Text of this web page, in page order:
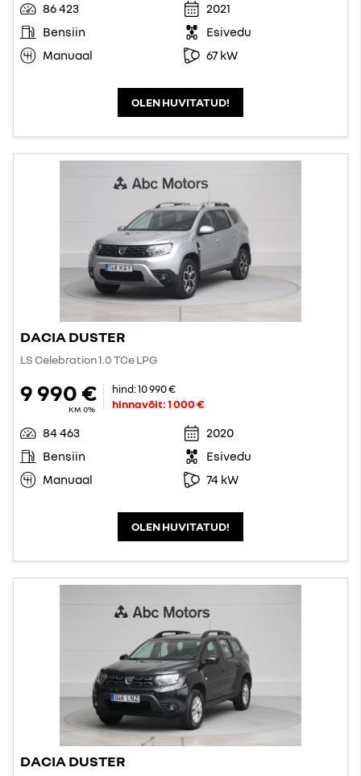
86 423
2021
Bensiin
Esivedu
Manuaal
67 kW
OLEN HUVITATUD!
DACIA DUSTER
LS Celebration 1.0 TCe LPG
9 990 €
KM 0%
hind:10 990 €
hinnavõit:1 000 €
84 463
2020
Bensiin
Esivedu
Manuaal
74 kW
OLEN HUVITATUD!
DACIA DUSTER